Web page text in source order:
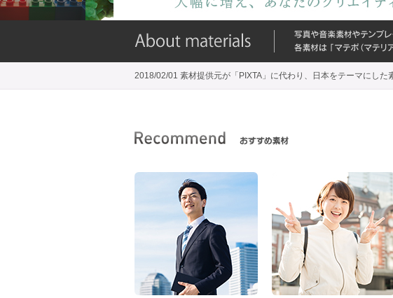
2018/02/01 素材提供元が「PIXTA」に代わり、日本をテーマにした